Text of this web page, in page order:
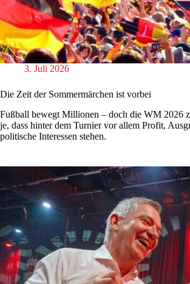
3. Juli 2026
Die Zeit der Sommermärchen ist vorbei
Fußball bewegt Millionen – doch die WM 2026
je, dass hinter dem Turnier vor allem Profit,
politische Interessen stehen.